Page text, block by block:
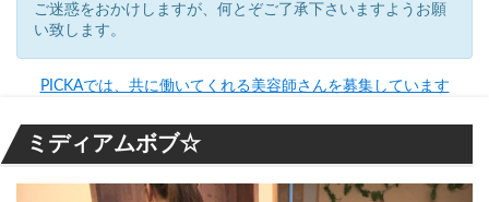
ご迷惑をおかけしますが、何とぞご了承下さいますようお願
い致します。
PICKAでは、共に働いてくれる美容師さんを募集しています
ミディアムボブ☆